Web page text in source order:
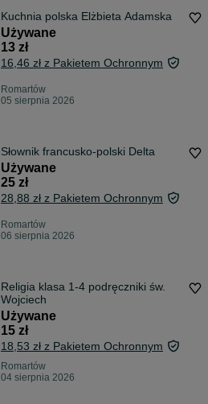
Kuchnia polska Elżbieta Adamska
Używane
13 zł
16,46 zł z Pakietem Ochronnym
Romartów
05 sierpnia 2026
Słownik francusko-polski Delta
Używane
25 zł
28,88 zł z Pakietem Ochronnym
Romartów
06 sierpnia 2026
Religia klasa 1-4 podręczniki św.
Wojciech
Używane
15 zł
18,53 zł z Pakietem Ochronnym
Romartów
04 sierpnia 2026